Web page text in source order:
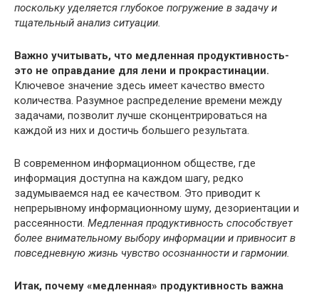
поскольку уделяется глубокое погружение в задачу и
тщательный анализ ситуации.
Важно учитывать, что медленная продуктивность-
это не оправдание для лени и прокрастинации.
Ключевое значение здесь имеет качество вместо
количества. Разумное распределение времени между
задачами, позволит лучше сконцентрироваться на
каждой из них и достичь большего результата.
В современном информационном обществе, где
информация доступна на каждом шагу, редко
задумываемся над ее качеством. Это приводит к
непрерывному информационному шуму, дезориентации и
рассеянности. Медленная продуктивность способствует
более внимательному выбору информации и привносит в
повседневную жизнь чувство осознанности и гармонии.
Итак, почему «медленная» продуктивность важна